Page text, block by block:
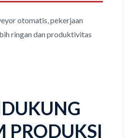
otomatis, pekerjaan
ringan dan produktivitas
PRODUKSI